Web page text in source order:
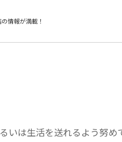
情報が満載！
いは生活を送れるよう努め